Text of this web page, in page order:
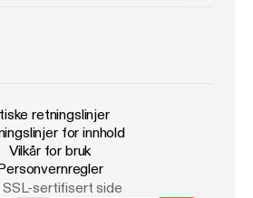
retningslinjer
for innhold
Vilkår for bruk
SSL-sertifisert side